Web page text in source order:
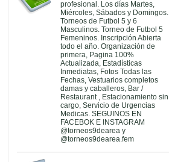
profesional. Los días Martes,
Miércoles, Sábados y Domingos.
Torneos de Futbol 5 y 6
Masculinos. Torneo de Futbol 5
Femeninos. Inscripción Abierta
todo el año. Organización de
primera, Pagina 100%
Actualizada, Estadísticas
Inmediatas, Fotos Todas las
Fechas, Vestuarios completos
damas y caballeros, Bar /
Restaurant , Estacionamiento sin
cargo, Servicio de Urgencias
Medicas. SEGUINOS EN
FACEBOK E INSTAGRAM
@torneos9dearea y
@torneos9dearea.fem